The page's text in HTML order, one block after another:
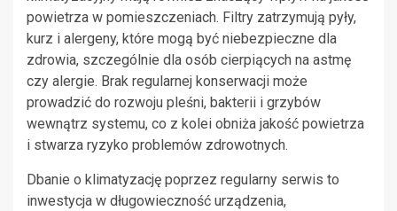
powietrza w pomieszczeniach. Filtry zatrzymują pyły,
kurz i alergeny, które mogą być niebezpieczne dla
zdrowia, szczególnie dla osób cierpiących na astmę
czy alergie. Brak regularnej konserwacji może
prowadzić do rozwoju pleśni, bakterii i grzybów
wewnątrz systemu, co z kolei obniża jakość powietrza
i stwarza ryzyko problemów zdrowotnych.
Dbanie o klimatyzację poprzez regularny serwis to
inwestycja w długowieczność urządzenia,